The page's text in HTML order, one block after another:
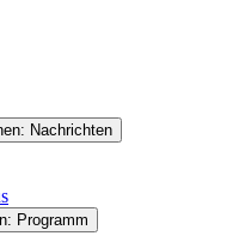
Nachrichten
Programm